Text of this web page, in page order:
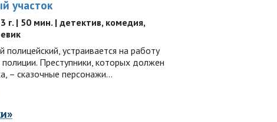
участок
г. | 50 мин. | детектив, комедия,
полицейский, устраивается на работу
Преступники, которых должен
– сказочные персонажи...